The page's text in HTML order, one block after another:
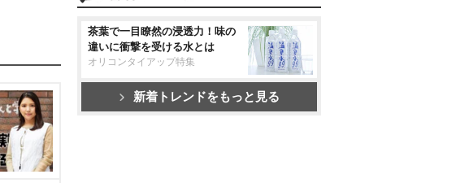
茶葉で一目瞭然の浸透力！味の
違いに衝撃を受ける水とは
オリコンタイアップ特集
新着トレンドをもっと見る